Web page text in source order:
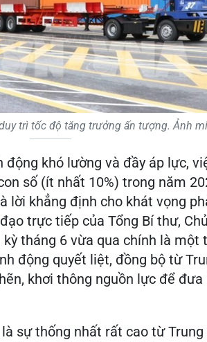
trì tốc độ tăng trưởng ấn tượng. Ảnh
khó lường và đầy áp lực,
số (ít nhất 10%) trong năm
lời khẳng định cho khát vọng
trực tiếp của Tổng Bí thư,
tháng 6 vừa qua chính là một
động quyết liệt, đồng bộ từ
khơi thông nguồn lực để
sự thống nhất rất cao từ Trung